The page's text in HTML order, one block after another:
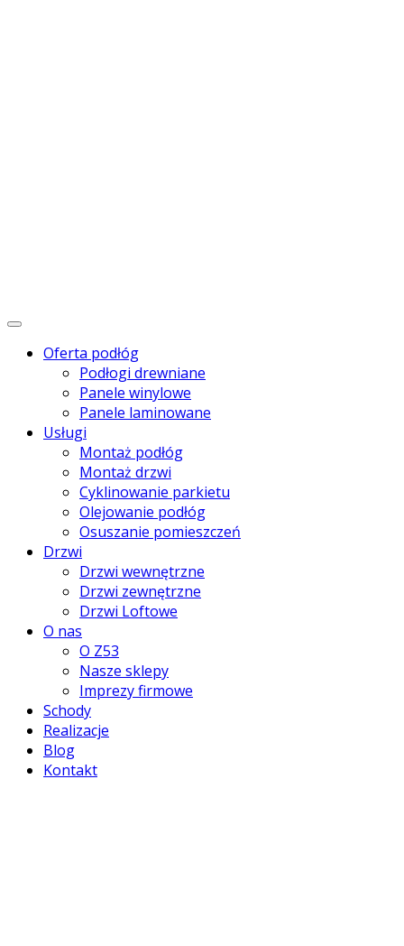
Menu
Oferta podłóg
Podłogi drewniane
Panele winylowe
Panele laminowane
Usługi
Montaż podłóg
Montaż drzwi
Cyklinowanie parkietu
Olejowanie podłóg
Osuszanie pomieszczeń
Drzwi
Drzwi wewnętrzne
Drzwi zewnętrzne
Drzwi Loftowe
O nas
O Z53
Nasze sklepy
Imprezy firmowe
Schody
Realizacje
Blog
Kontakt